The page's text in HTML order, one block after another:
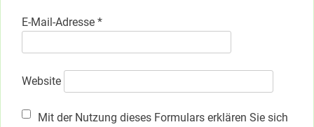
E-Mail-Adresse *
Website
Mit der Nutzung dieses Formulars erklären Sie sich